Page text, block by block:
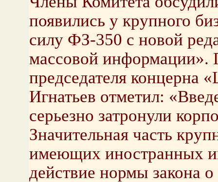
появились у крупного
силу ФЗ-350 с новой
массовой информации».
председателя концерна
Игнатьев отметил:
серьезно затронули
Значительная часть
имеющих иностранных
действие нормы закона